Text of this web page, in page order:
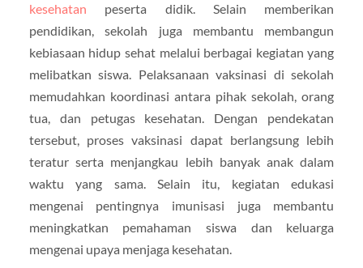
kesehatan peserta didik. Selain memberikan
pendidikan, sekolah juga membantu membangun
kebiasaan hidup sehat melalui berbagai kegiatan yang
melibatkan siswa. Pelaksanaan vaksinasi di sekolah
memudahkan koordinasi antara pihak sekolah, orang
tua, dan petugas kesehatan. Dengan pendekatan
tersebut, proses vaksinasi dapat berlangsung lebih
teratur serta menjangkau lebih banyak anak dalam
waktu yang sama. Selain itu, kegiatan edukasi
mengenai pentingnya imunisasi juga membantu
meningkatkan pemahaman siswa dan keluarga
mengenai upaya menjaga kesehatan.